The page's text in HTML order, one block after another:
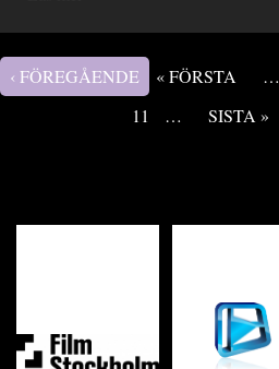
Sidor
« FÖRSTA
‹ FÖREGÅENDE …
11
… SISTA »